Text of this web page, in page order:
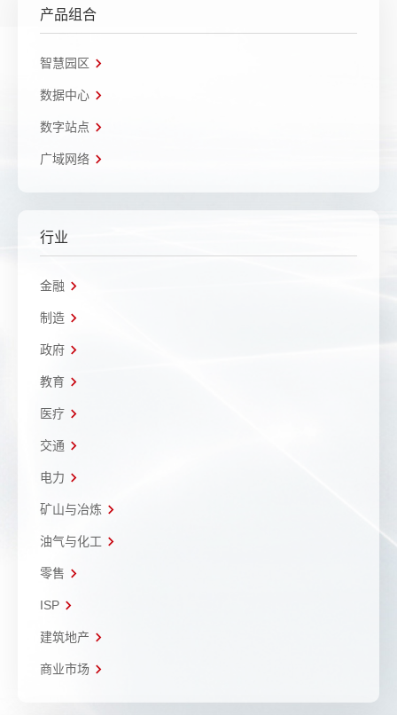
产品组合
智慧园区
数据中心
数字站点
广域网络
行业
金融
制造
政府
教育
医疗
交通
电力
矿山与冶炼
油气与化工
零售
ISP
建筑地产
商业市场